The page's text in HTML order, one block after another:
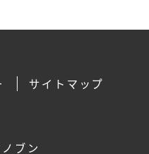
サイトマップ
ブン